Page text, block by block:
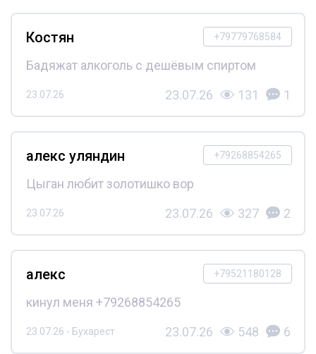
+79779768584
Костян
Бадяжат алкоголь с дешёвым спиртом
23.07.26 23.07.26 131 1
+79268854265
алекс уляндин
Цыган любит золотишко вор
23.07.26 23.07.26 327 2
+79521180128
алекс
кинул меня +79268854265
23.07.26 - Бухарест 23.07.26 548 6